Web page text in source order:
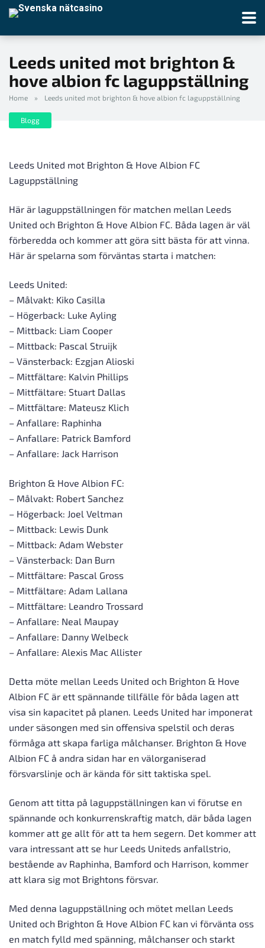
Leeds united mot brighton &
hove albion fc laguppställning
Home » Leeds united mot brighton & hove albion fc laguppställning
Blogg
Leeds United mot Brighton & Hove Albion FC
Laguppställning
Här är laguppställningen för matchen mellan Leeds
United och Brighton & Hove Albion FC. Båda lagen är väl
förberedda och kommer att göra sitt bästa för att vinna.
Här är spelarna som förväntas starta i matchen:
Leeds United:
– Målvakt: Kiko Casilla
– Högerback: Luke Ayling
– Mittback: Liam Cooper
– Mittback: Pascal Struijk
– Vänsterback: Ezgjan Alioski
– Mittfältare: Kalvin Phillips
– Mittfältare: Stuart Dallas
– Mittfältare: Mateusz Klich
– Anfallare: Raphinha
– Anfallare: Patrick Bamford
– Anfallare: Jack Harrison
Brighton & Hove Albion FC:
– Målvakt: Robert Sanchez
– Högerback: Joel Veltman
– Mittback: Lewis Dunk
– Mittback: Adam Webster
– Vänsterback: Dan Burn
– Mittfältare: Pascal Gross
– Mittfältare: Adam Lallana
– Mittfältare: Leandro Trossard
– Anfallare: Neal Maupay
– Anfallare: Danny Welbeck
– Anfallare: Alexis Mac Allister
Detta möte mellan Leeds United och Brighton & Hove
Albion FC är ett spännande tillfälle för båda lagen att
visa sin kapacitet på planen. Leeds United har imponerat
under säsongen med sin offensiva spelstil och deras
förmåga att skapa farliga målchanser. Brighton & Hove
Albion FC å andra sidan har en välorganiserad
försvarslinje och är kända för sitt taktiska spel.
Genom att titta på laguppställningen kan vi förutse en
spännande och konkurrenskraftig match, där båda lagen
kommer att ge allt för att ta hem segern. Det kommer att
vara intressant att se hur Leeds Uniteds anfallstrio,
bestående av Raphinha, Bamford och Harrison, kommer
att klara sig mot Brightons försvar.
Med denna laguppställning och mötet mellan Leeds
United och Brighton & Hove Albion FC kan vi förvänta oss
en match fylld med spänning, målchanser och starkt